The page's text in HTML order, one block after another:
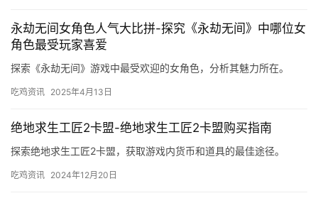
永劫无间女角色人气大比拼-探究《永劫无间》中哪位女
角色最受玩家喜爱
探索《永劫无间》游戏中最受欢迎的女角色，分析其魅力所在。
吃鸡资讯 2025年4月13日
绝地求生工匠2卡盟-绝地求生工匠2卡盟购买指南
探索绝地求生工匠2卡盟，获取游戏内货币和道具的最佳途径。
吃鸡资讯 2024年12月20日